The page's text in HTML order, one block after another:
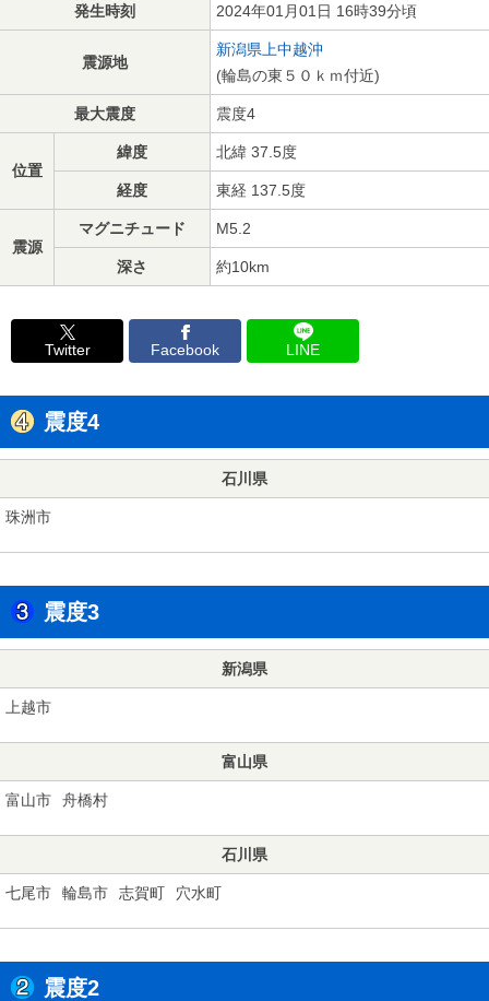
発生時刻 2024年01月01日 16時39分頃
震源地
新潟県上中越沖
(輪島の東５０ｋｍ付近)
最大震度 震度4
位置
緯度 北緯 37.5度
経度 東経 137.5度
震源
マグニチュード M5.2
深さ 約10km
Twitter Facebook LINE
震度4
石川県
珠洲市
震度3
新潟県
上越市
富山県
富山市 舟橋村
石川県
七尾市 輪島市 志賀町 穴水町
震度2